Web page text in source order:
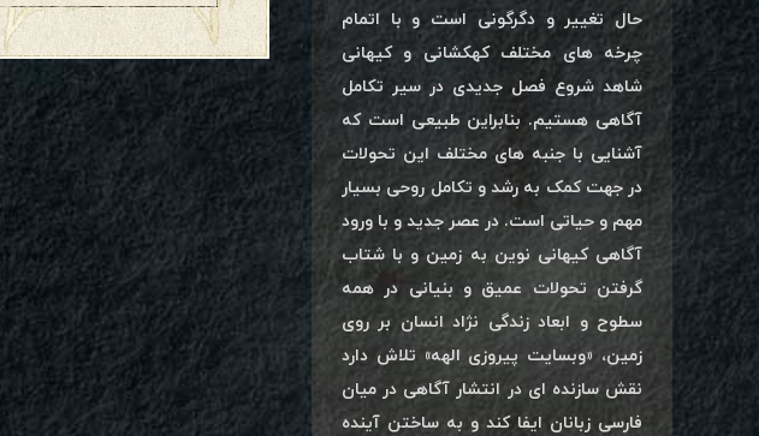
حال تغییر و دگرگونی است و با اتمام
چرخه های مختلف کهکشانی و کیهانی
شاهد شروع فصل جدیدی در سیر تکامل
آگاهی هستیم. بنابراین طبیعی است که
آشنایی با جنبه های مختلف این تحولات
در جهت کمک به رشد و تکامل روحی بسیار
مهم و حیاتی است. در عصر جدید و با ورود
آگاهی کیهانی نوین به زمین و با شتاب
گرفتن تحولات عمیق و بنیانی در همه
سطوح و ابعاد زندگی نژاد انسان بر روی
زمین، «وبسایت پیروزی الهه» تلاش دارد
نقش سازنده ای در انتشار آگاهی در میان
فارسی زبانان ایفا کند و به ساختن آینده